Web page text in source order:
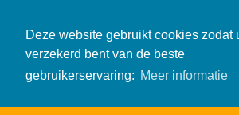
Deze website gebruikt cookies zodat
verzekerd bent van de beste
gebruikerservaring: Meer informatie